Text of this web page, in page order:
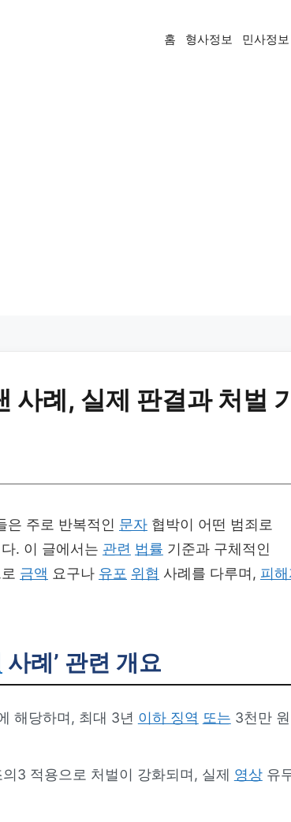
홈 형사정보 민사정보
사례, 실제 판결과 처벌
은 주로 반복적인 문자 협박이 어떤 범죄로
. 이 글에서는 관련 법률 기준과 구체적인
금액 요구나 유포 위협 사례를 다루며, 피
사례’ 관련 개요
해당하며, 최대 3년 이하 징역 또는 3천만 원
의3 적용으로 처벌이 강화되며, 실제 영상유